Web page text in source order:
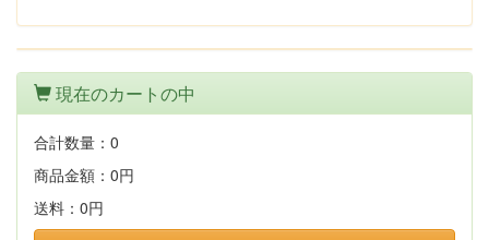
現在のカートの中
合計数量： 0
商品金額： 0円
送料： 0円